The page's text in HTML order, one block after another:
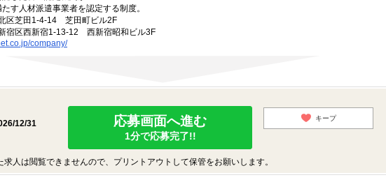
す人材派遣事業者を認定する制度。
区芝田1-4-14 芝田町ビル2F
宿区西新宿1-13-12 西新宿昭和ビル3F
company/
12/31
応募画面へ進む
1分で応募完了!!
キープ
人は閲覧できませんので、プリントアウトして保管をお願いします。